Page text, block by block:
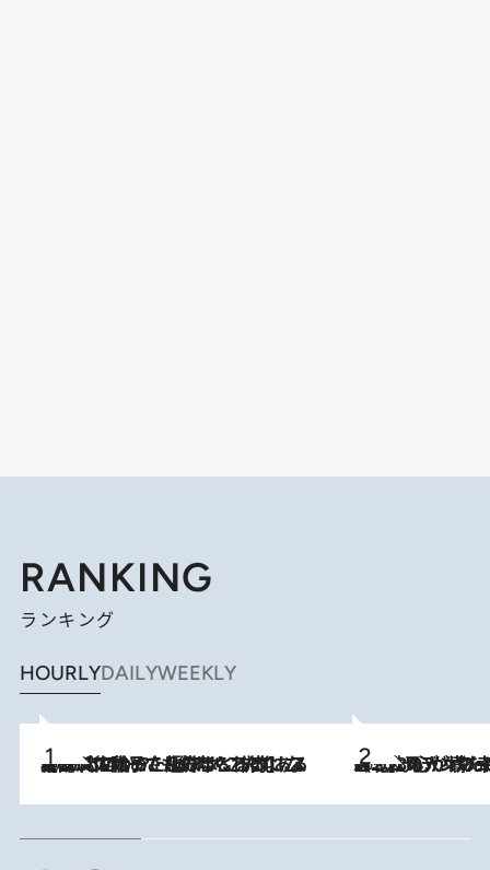
RANKING
ランキング
HOURLYDAILYWEEKLY
2026.8.5
【阿川佐和子さんの年とる力】なぜ70代で始めた趣味は“こんなに楽しい”のか？ ピアノ、俳句…スランプに陥っても続けられる“ある秘訣”とは 2026.8.8
《北欧の人々の幸福度が高いのは…》元デンマーク親善大使が出会った“心が満たされる暮らし”「いいかげんにヒュッゲしなさい！」